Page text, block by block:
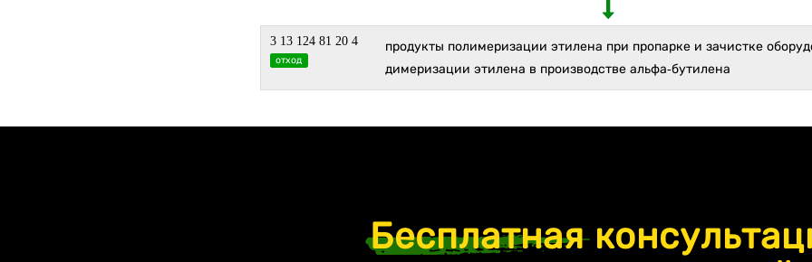
3 13 124 81 20 4
отход
продукты полимеризации этилена при пропарке и зачистке
димеризации этилена в производстве альфа-бутилена
Бесплатная